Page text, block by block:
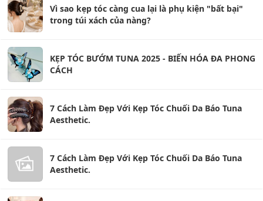
Vì sao kẹp tóc càng cua lại là phụ kiện "bất bại"
trong túi xách của nàng?
KẸP TÓC BƯỚM TUNA 2025 - BIẾN HÓA ĐA PHONG
CÁCH
7 Cách Làm Đẹp Với Kẹp Tóc Chuối Da Báo Tuna
Aesthetic.
7 Cách Làm Đẹp Với Kẹp Tóc Chuối Da Báo Tuna
Aesthetic.